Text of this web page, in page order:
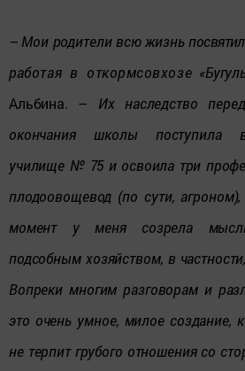
– Мои родители всю жизнь
работая в откормсовхозе
Альбина. – Их наследство
окончания школы поступила
училище № 75 и освоила три
плодоовощевод (по сути, агроном),
момент у меня созрела
подсобным хозяйством, в
Вопреки многим разговорам и
это очень умное, милое создание,
не терпит грубого отношения со